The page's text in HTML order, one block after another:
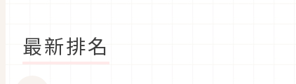
最新排名